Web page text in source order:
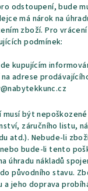
odstoupení, bude
má nárok na
zboží. Pro
podmínek:
kupujícím
adrese
musí být
záručního listu,
atd.). Nebude-li
bude-li tento
úhradu nákladů
původního stavu.
a jeho doprava